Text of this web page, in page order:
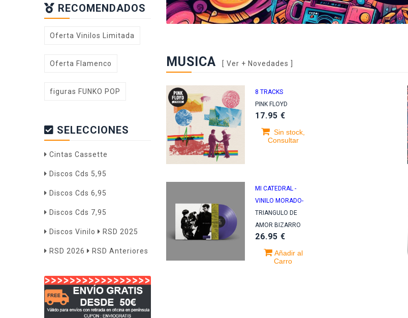
RECOMENDADOS
Oferta Vinilos Limitada
Oferta Flamenco
figuras FUNKO POP
SELECCIONES
Cintas Cassette
Discos Cds 5,95
Discos Cds 6,95
Discos Cds 7,95
Discos Vinilo RSD 2025
RSD 2026 RSD Anteriores
MUSICA Ver + Novedades
8 TRACKS
PINK FLOYD
17.95 €
Consultar
MI CATEDRAL -
VINILO MORADO-
TRIANGULO DE
AMOR BIZARRO
26.95 €
Añadir al
Carro